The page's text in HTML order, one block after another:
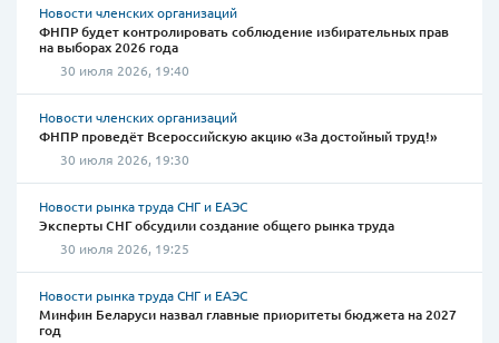
Новости членских организаций
ФНПР будет контролировать соблюдение избирательных прав
на выборах 2026 года
30 июля 2026, 19:40
Новости членских организаций
ФНПР проведёт Всероссийскую акцию «За достойный труд!»
30 июля 2026, 19:30
Новости рынка труда СНГ и ЕАЭС
Эксперты СНГ обсудили создание общего рынка труда
30 июля 2026, 19:25
Новости рынка труда СНГ и ЕАЭС
Минфин Беларуси назвал главные приоритеты бюджета на 2027
год